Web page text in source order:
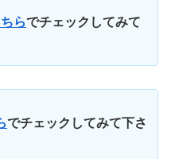
らでチェックしてみて
でチェックしてみて下さ